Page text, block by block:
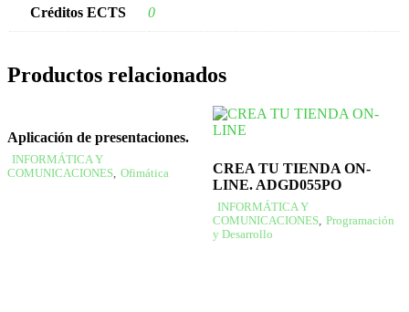
Créditos ECTS 0
Productos relacionados
Aplicación de presentaciones.
INFORMÁTICA Y
COMUNICACIONES Ofimática
CREA TU TIENDA ON-
LINE. ADGD055PO
INFORMÁTICA Y
COMUNICACIONES, Programación
y Desarrollo